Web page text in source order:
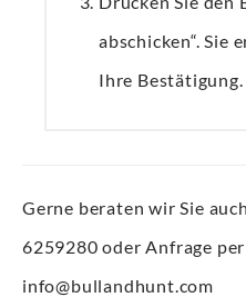
abschicken“. Sie
Ihre Bestätigung.
Gerne beraten wir Sie
6259280 oder Anfrage
info@bullandhunt.com